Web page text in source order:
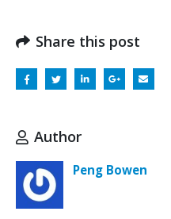
Share this post
Author
Peng Bowen